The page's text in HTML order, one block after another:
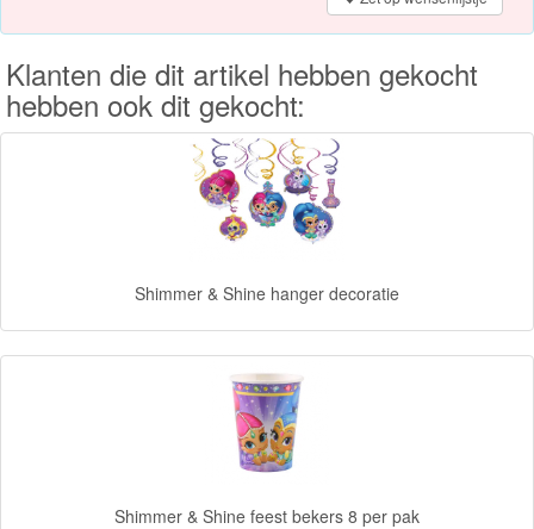
Paw
Patrol
Mickey
&
Avengers
Klanten die dit artikel hebben gekocht
hebben ook dit gekocht:
Shimmer & Shine hanger decoratie
Shimmer & Shine feest bekers 8 per pak